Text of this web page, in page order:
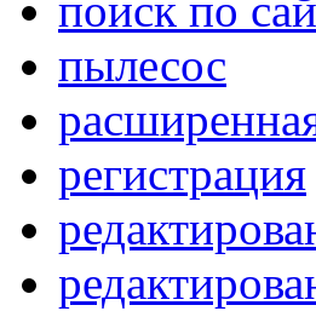
поиск по
пылесос
регистрация